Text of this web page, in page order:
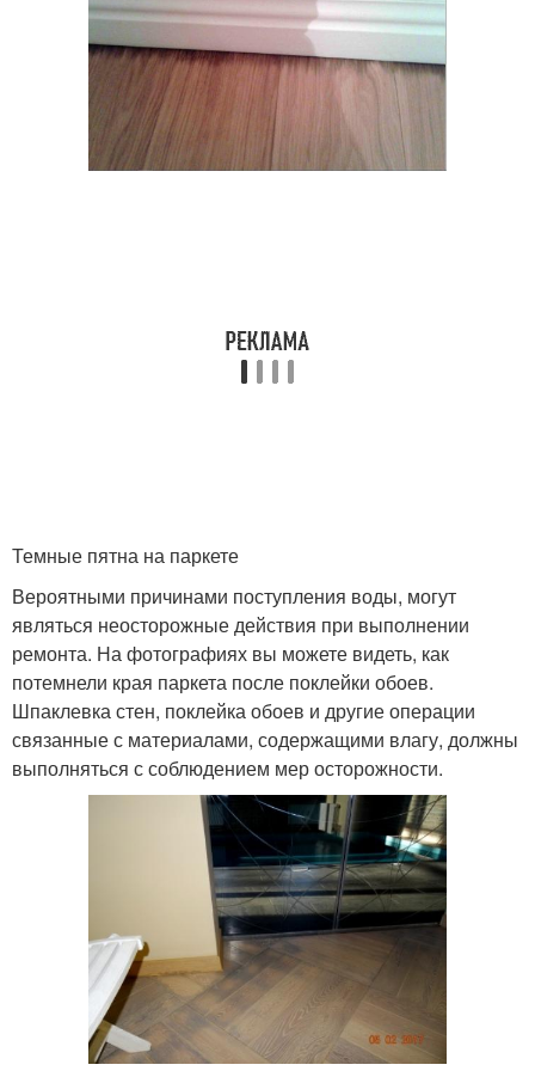
Темные пятна на паркете
Вероятными причинами поступления воды, могут
являться неосторожные действия при выполнении
ремонта. На фотографиях вы можете видеть, как
потемнели края паркета после поклейки обоев.
Шпаклевка стен, поклейка обоев и другие операции
связанные с материалами, содержащими влагу, должны
выполняться с соблюдением мер осторожности.